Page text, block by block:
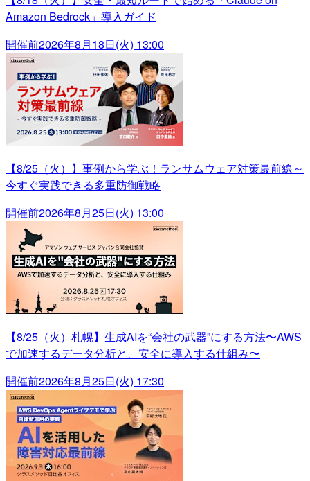
Amazon Bedrock」導入ガイド
開催前2026年8月18日(火) 13:00
【8/25（火）】事例から学ぶ！ランサムウェア対策最前線～
今すぐ実践できる多重防御戦略
開催前2026年8月25日(火) 13:00
【8/25（火）札幌】生成AIを“会社の武器”にする方法〜AWS
で加速するデータ分析と、安全に導入する仕組み〜
開催前2026年8月25日(火) 17:30